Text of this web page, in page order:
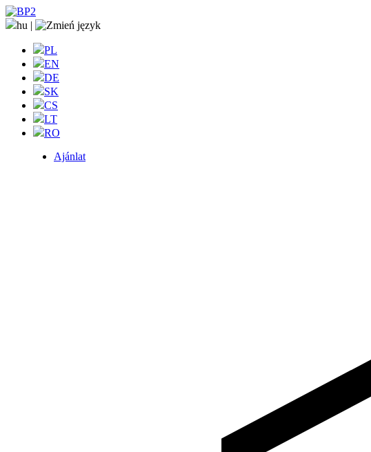
hu |
PL
EN
DE
SK
CS
LT
RO
Ajánlat